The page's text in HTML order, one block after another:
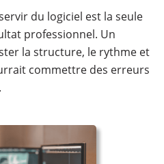
du logiciel est la seule
professionnel. Un
la structure, le rythme et
commettre des erreurs